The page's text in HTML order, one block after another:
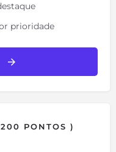
prioridade
PONTOS )